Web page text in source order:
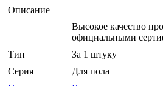
Описание
Высокое качество
официальными
Тип
За 1 штуку
Серия
Для пола